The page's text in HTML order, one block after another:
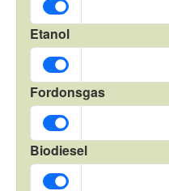
Etanol
Fordonsgas
Biodiesel